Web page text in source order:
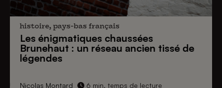
histoire, pays-bas français
Les énigmatiques chaussées
Brunehaut : un réseau ancien tissé de
légendes
Nicolas Montard 6 min. temps de lecture